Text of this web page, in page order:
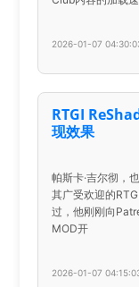
2026-01-07
RTGI
现效果
帕斯卡·吉尔彻，
其广受欢迎的
过，他刚刚向
MOD开
2026-01-07